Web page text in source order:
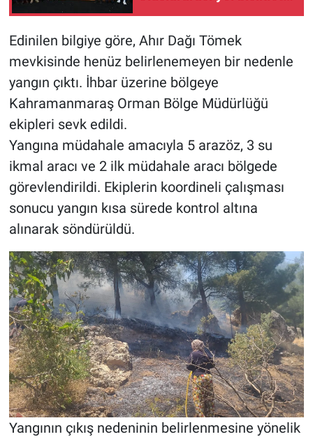
Edinilen bilgiye göre, Ahır Dağı Tömek
mevkisinde henüz belirlenemeyen bir nedenle
yangın çıktı. İhbar üzerine bölgeye
Kahramanmaraş Orman Bölge Müdürlüğü
ekipleri sevk edildi.
Yangına müdahale amacıyla 5 arazöz, 3 su
ikmal aracı ve 2 ilk müdahale aracı bölgede
görevlendirildi. Ekiplerin koordineli çalışması
sonucu yangın kısa sürede kontrol altına
alınarak söndürüldü.
Yangının çıkış nedeninin belirlenmesine yönelik
BİLİM VE TEKNOLOJİ
Güvenlik
Bölge